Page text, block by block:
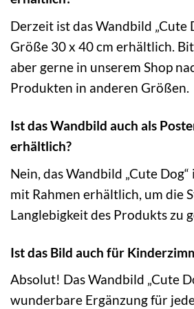
Derzeit ist das Wandbild „Cute
Größe 30 x 40 cm erhältlich.
aber gerne in unserem Shop
Produkten in anderen Größen.
Ist das Wandbild auch als
erhältlich?
Nein, das Wandbild „Cute
mit Rahmen erhältlich, um die
Langlebigkeit des Produkts zu
Ist das Bild auch für
Absolut! Das Wandbild „Cute
wunderbare Ergänzung für